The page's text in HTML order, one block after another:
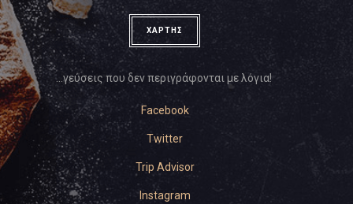
ΧΑΡΤΗΣ
…γεύσεις που δεν περιγράφονται με λόγια!
Facebook
Twitter
Trip Advisor
Instagram